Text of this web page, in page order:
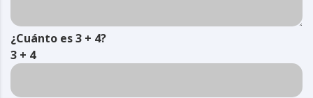
¿Cuánto es 3 + 4?
3 + 4